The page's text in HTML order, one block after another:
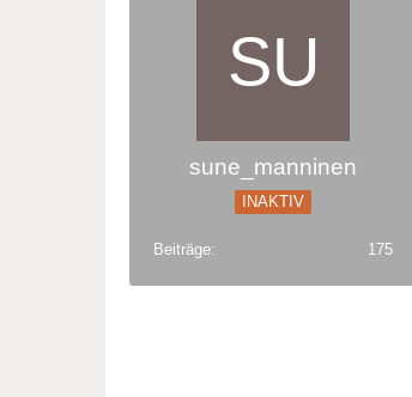
sune_manninen
INAKTIV
Beiträge 175